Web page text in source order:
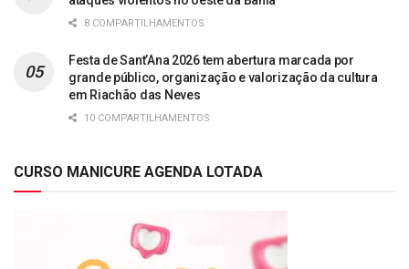
8 COMPARTILHAMENTOS
Festa de Sant’Ana 2026 tem abertura marcada por
grande público, organização e valorização da cultura
em Riachão das Neves
10 COMPARTILHAMENTOS
CURSO MANICURE AGENDA LOTADA